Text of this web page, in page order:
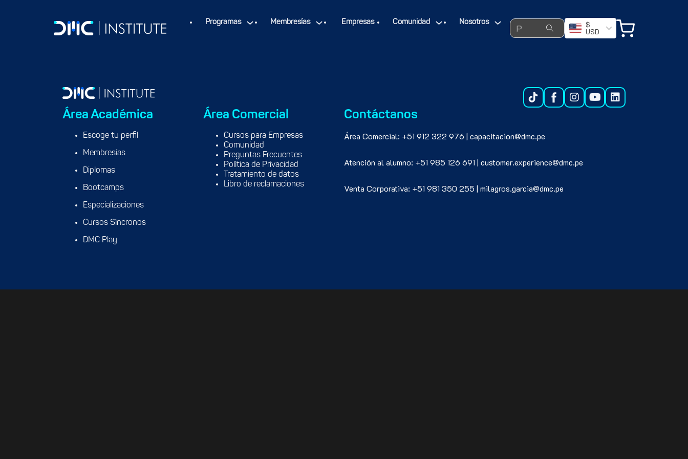
Programas Membresías Empresas Comunidad Nosotros Search ...
$
USD
Ingeniería (UNI).
Área Académica
Escoge tu perfil
Membresías
Diplomas
Bootcamps
Especializaciones
Cursos Síncronos
DMC Play
Área Comercial
Cursos para Empresas
Comunidad
Preguntas Frecuentes
Política de Privacidad
Tratamiento de datos
Libro de reclamaciones
Contáctanos
Área Comercial: +51 912 322 976 | capacitacion@dmc.pe
Atención al alumno: +51 985 126 691 | customer.experience@dmc.pe
Venta Corporativa: +51 981 350 255 | milagros.garcia@dmc.pe